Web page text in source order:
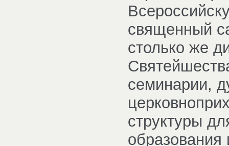
священный
столько же
семинарии,
структуры
образования